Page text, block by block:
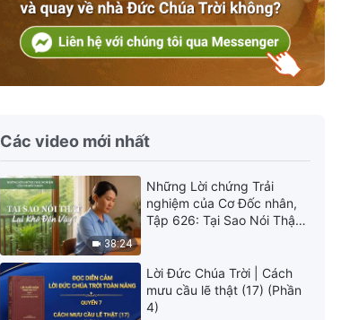
Các video mới nhất
38:24
Những Lời chứng Trải
nghiệm của Cơ Đốc nhân,
Tập 626: Tại Sao Nói Thật
Lời Đức Chúa Trời | Cách
mưu cầu lẽ thật (17) (Phần
4)